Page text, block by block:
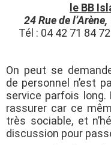
le BB
24 Rue de
Tél : 04 42 71 84
On peut se
de personnel n’est
service parfois
rassurer car ce
très sociable, et
discussion pour